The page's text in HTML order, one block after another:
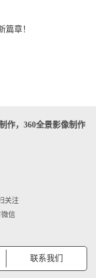
篇章！
作，360全景影像制作
关注
信
联系我们